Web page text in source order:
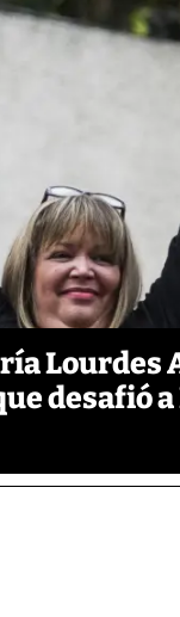
desafió